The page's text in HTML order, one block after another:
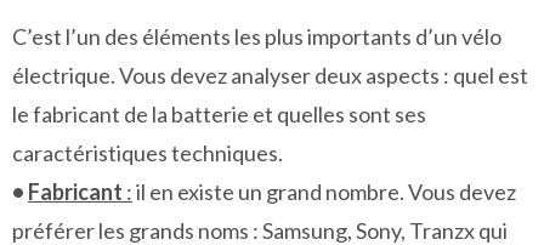
C’est l’un des éléments les plus importants d’un vélo
électrique. Vous devez analyser deux aspects : quel est
le fabricant de la batterie et quelles sont ses
caractéristiques techniques.
• Fabricant :il en existe un grand nombre. Vous devez
préférer les grands noms : Samsung, Sony, Tranzx qui